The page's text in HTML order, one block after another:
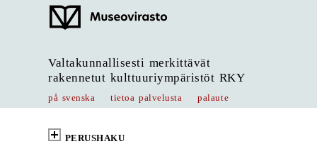
Valtakunnallisesti merkittävät
rakennetut kulttuuriympäristöt RKY
på svenska tietoa palvelusta palaute
PERUSHAKU